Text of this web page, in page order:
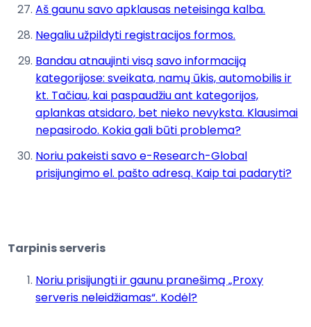
Aš gaunu savo apklausas neteisinga kalba.
Negaliu užpildyti registracijos formos.
Bandau atnaujinti visą savo informaciją
kategorijose: sveikata, namų ūkis, automobilis ir
kt. Tačiau, kai paspaudžiu ant kategorijos,
aplankas atsidaro, bet nieko nevyksta. Klausimai
nepasirodo. Kokia gali būti problema?
Noriu pakeisti savo e-Research-Global
prisijungimo el. pašto adresą. Kaip tai padaryti?
Tarpinis serveris
Noriu prisijungti ir gaunu pranešimą „Proxy
serveris neleidžiamas“. Kodėl?